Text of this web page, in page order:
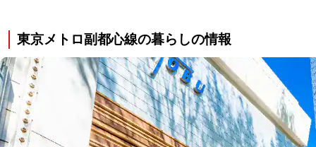
東京メトロ副都心線の暮らしの情報